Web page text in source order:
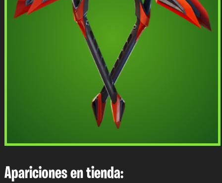
Apariciones en tienda: